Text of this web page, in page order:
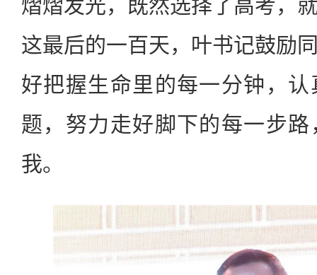
熠熠发光，既然选择了高考，
这最后的一百天，叶书记鼓励
好把握生命里的每一分钟，
题，努力走好脚下的每一步
我。